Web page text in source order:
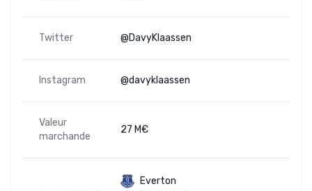
Twitter @DavyKlaassen
Instagram @davyklaassen
Valeur
marchande
27 M€
Everton